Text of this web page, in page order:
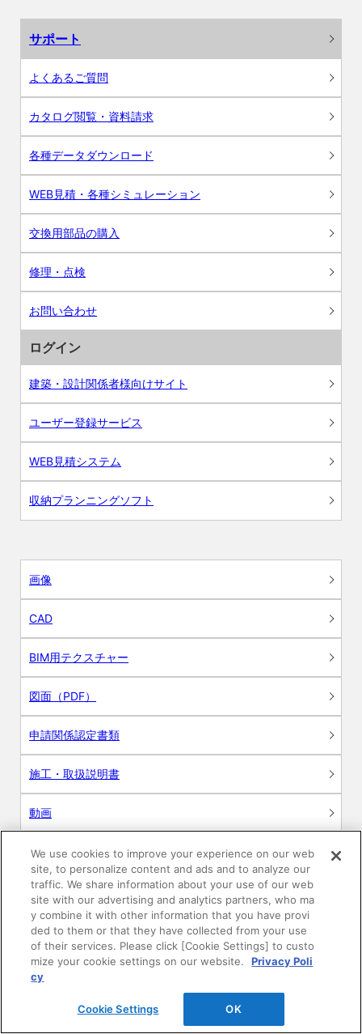
サポート
よくあるご質問
カタログ閲覧・資料請求
各種データダウンロード
WEB見積・各種シミュレーション
交換用部品の購入
修理・点検
お問い合わせ
ログイン
建築・設計関係者様向けサイト
ユーザー登録サービス
WEB見積システム
収納プランニングソフト
画像
CAD
BIM用テクスチャー
図面（PDF）
申請関係認定書類
施工・取扱説明書
動画
シミュレーションツール
24時間換気システム〈エアスマート〉
簡易設計見積ソフト
R&Dセンター環境測定・分析サービス
商品マスター申し込み
We use cookies to improve your experience on our web
site, to personalize content and ads and to analyze our
traffic. We share information about your use of our web
site with our advertising and analytics partners, who ma
y combine it with other information that you have provi
ded to them or that they have collected from your use
of their services. Please click [Cookie Settings] to custo
mize your cookie settings on our website.
Privacy Poli
cy
Cookie Settings OK